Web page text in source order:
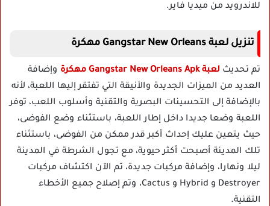
للاندرويد من ميديا فاير.
تنزيل لعبة Gangstar New Orleans مهكرة
تم تحديث لعبة Gangstar New Orleans Apk مهكرة
وإضافة
العديد من الميزات الجديدة والأنيقة التي تفتقر إليها اللعبة، لأنه
بالإضافة إلى التحسينات البصرية والتقنية وأسلوب اللعب، توفر
اللعبة وضعا جديدا داخل إطار اللعبة، باستثناء وضع الفوضى،
حيث يتعين عليك إحداث أكبر قدر ممكن من الفوضى، باستثناء
تلك المدينة أصبحت أكثر حيوية، مع تجول الشرطة في المدينة
ليلا ونهارا، وإضافة مركبات جديدة، تم الآن اكتشاف مركبات
Destroyer و Hybrid و Cactus، وتم إصلاح جميع الأخطاء
التقنية.